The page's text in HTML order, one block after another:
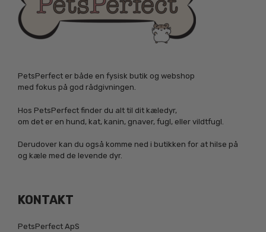
PetsPerfect er både en fysisk butik og webshop
med fokus på god rådgivningen.
Hos PetsPerfect finder du alt til dit kæledyr,
om det er en hund, kat, kanin, gnaver, fugl, eller vildtfugl.
Derudover kan du også komme ned i butikken for at hilse på
og kæle med de levende dyr.
KONTAKT
PetsPerfect ApS